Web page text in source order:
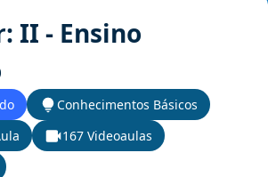
II - Ensino
Conhecimentos Básicos
167 Videoaulas